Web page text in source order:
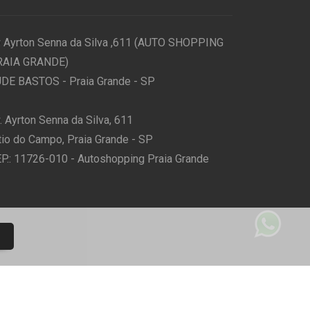
Ayrton Senna da Silva ,611 (AUTO SHOPPING
GRANDE)
BASTOS - Praia Grande - SP
Ayrton Senna da Silva, 611
do Campo, Praia Grande - SP
11726-010 - Autoshopping Praia Grande